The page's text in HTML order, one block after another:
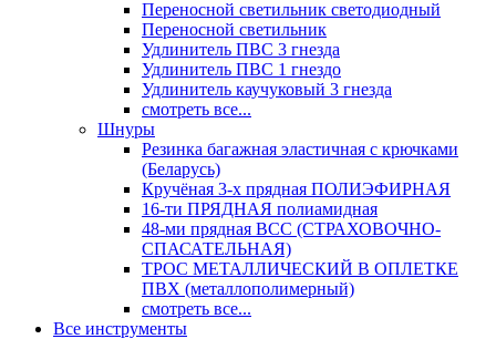
Переносной светильник светодиодный
Переносной светильник
Удлинитель ПВС 3 гнезда
Удлинитель ПВС 1 гнездо
Удлинитель каучуковый 3 гнезда
смотреть все...
Шнуры
Резинка багажная эластичная с крючками
(Беларусь)
Кручёная 3-х прядная ПОЛИЭФИРНАЯ
16-ти ПРЯДНАЯ полиамидная
48-ми прядная ВСС (СТРАХОВОЧНО-
СПАСАТЕЛЬНАЯ)
ТРОС МЕТАЛЛИЧЕСКИЙ В ОПЛЕТКЕ
ПВХ (металлополимерный)
смотреть все...
Все инструменты